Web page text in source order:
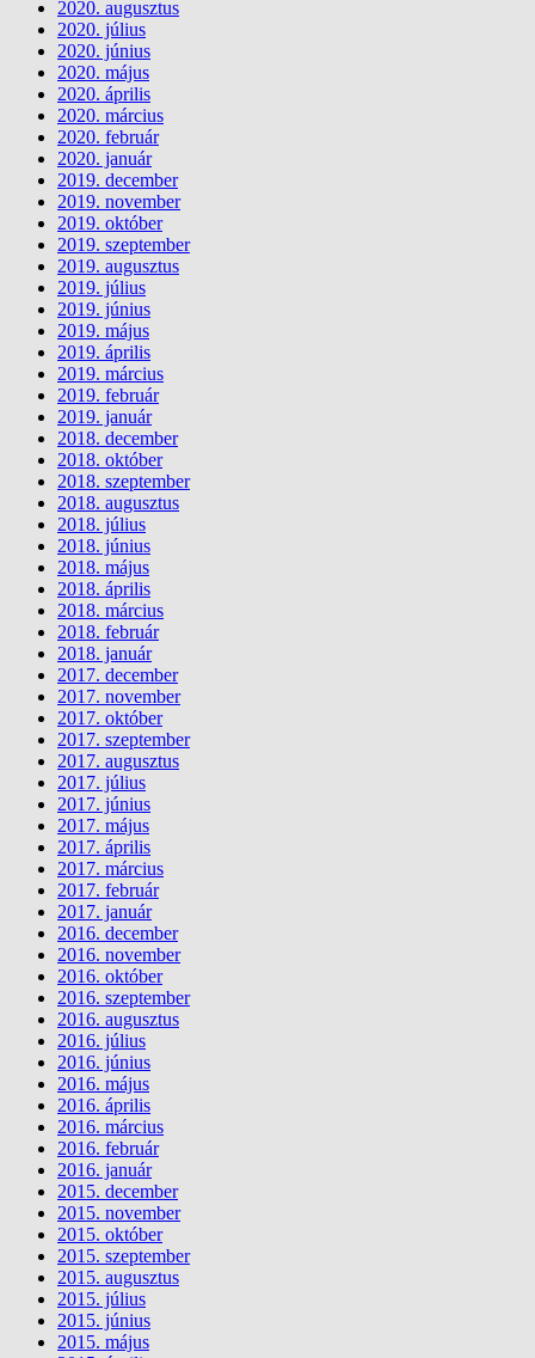
2020. augusztus
2020. július
2020. június
2020. május
2020. április
2020. március
2020. február
2020. január
2019. december
2019. november
2019. október
2019. szeptember
2019. augusztus
2019. július
2019. június
2019. május
2019. április
2019. március
2019. február
2019. január
2018. december
2018. október
2018. szeptember
2018. augusztus
2018. július
2018. június
2018. május
2018. április
2018. március
2018. február
2018. január
2017. december
2017. november
2017. október
2017. szeptember
2017. augusztus
2017. július
2017. június
2017. május
2017. április
2017. március
2017. február
2017. január
2016. december
2016. november
2016. október
2016. szeptember
2016. augusztus
2016. július
2016. június
2016. május
2016. április
2016. március
2016. február
2016. január
2015. december
2015. november
2015. október
2015. szeptember
2015. augusztus
2015. július
2015. június
2015. május